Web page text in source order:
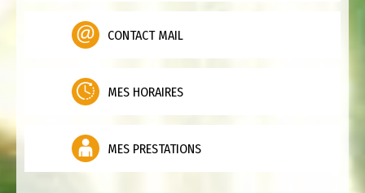
CONTACT MAIL
MES HORAIRES
MES PRESTATIONS